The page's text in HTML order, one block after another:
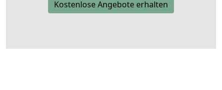
Kostenlose Angebote erhalten